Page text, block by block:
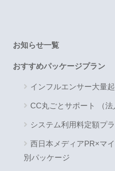
お知らせ一覧
おすすめパッケージプラン
インフルエンサー大量
CC丸ごとサポート （法
システム利用料定額プ
西日本メディアPR×マ
別パッケージ